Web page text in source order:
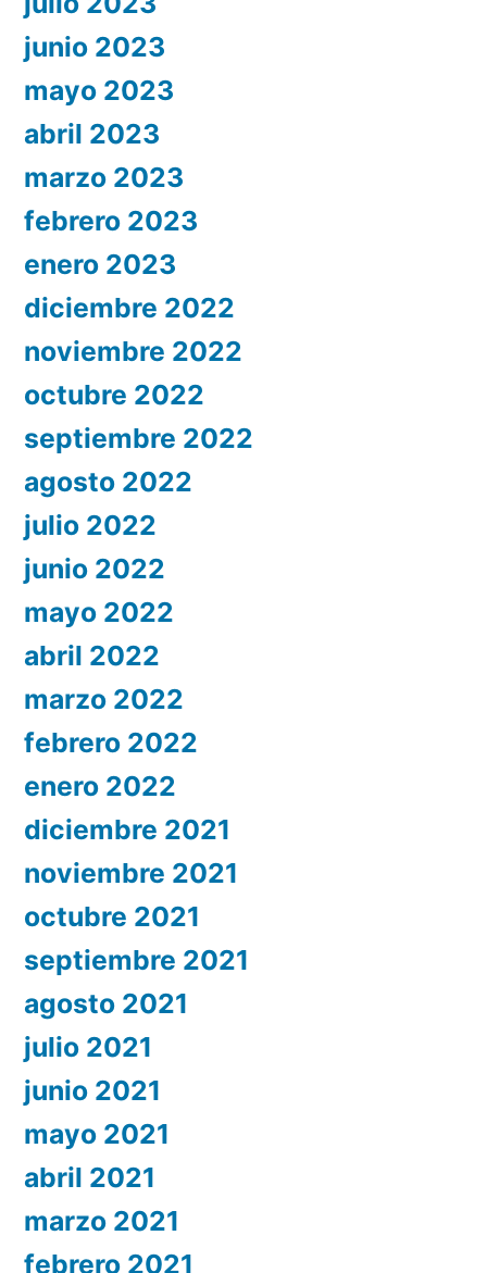
junio 2023
mayo 2023
abril 2023
marzo 2023
febrero 2023
enero 2023
diciembre 2022
noviembre 2022
octubre 2022
septiembre 2022
agosto 2022
julio 2022
junio 2022
mayo 2022
abril 2022
marzo 2022
febrero 2022
enero 2022
diciembre 2021
noviembre 2021
octubre 2021
septiembre 2021
agosto 2021
julio 2021
junio 2021
mayo 2021
abril 2021
marzo 2021
febrero 2021